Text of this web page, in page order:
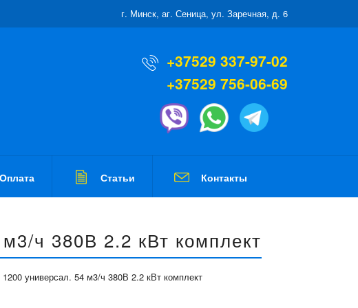
г. Минск, аг. Сеница, ул. Заречная, д. 6
+37529 337-97-02
+37529 756-06-69
Оплата Статьи Контакты
ч 380В 2.2 кВт комплект
универсал. 54 м3/ч 380В 2.2 кВт комплект